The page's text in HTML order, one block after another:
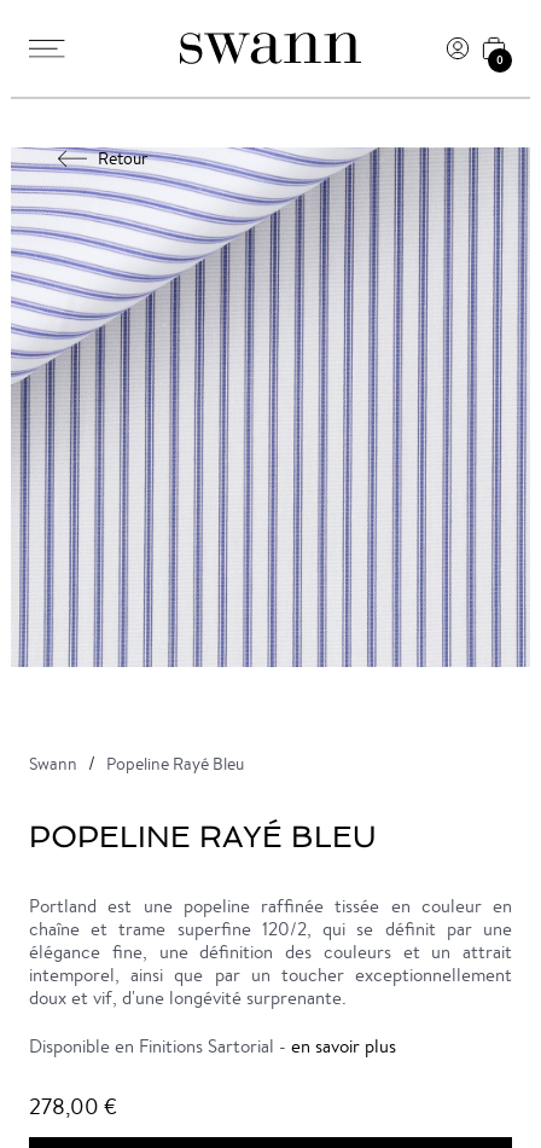
0
Retour
Swann Popeline Rayé Bleu
POPELINE RAYÉ BLEU
Portland est une popeline raffinée tissée en couleur en
chaîne et trame superfine 120/2, qui se définit par une
élégance fine, une définition des couleurs et un attrait
intemporel, ainsi que par un toucher exceptionnellement
doux et vif, d'une longévité surprenante.
Disponible en Finitions Sartorial - en savoir plus
278,00 €